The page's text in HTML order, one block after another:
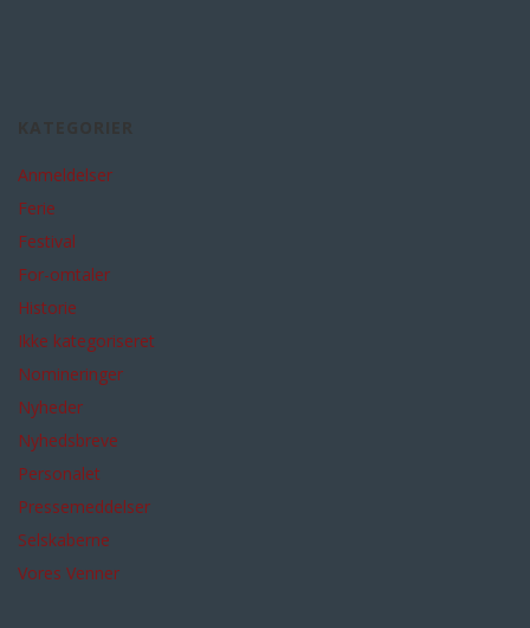
Anmeldelser
Ferie
Festival
For-omtaler
Historie
Ikke kategoriseret
Nomineringer
Nyheder
Nyhedsbreve
Personalet
Pressemeddelser
Selskaberne
Vores Venner